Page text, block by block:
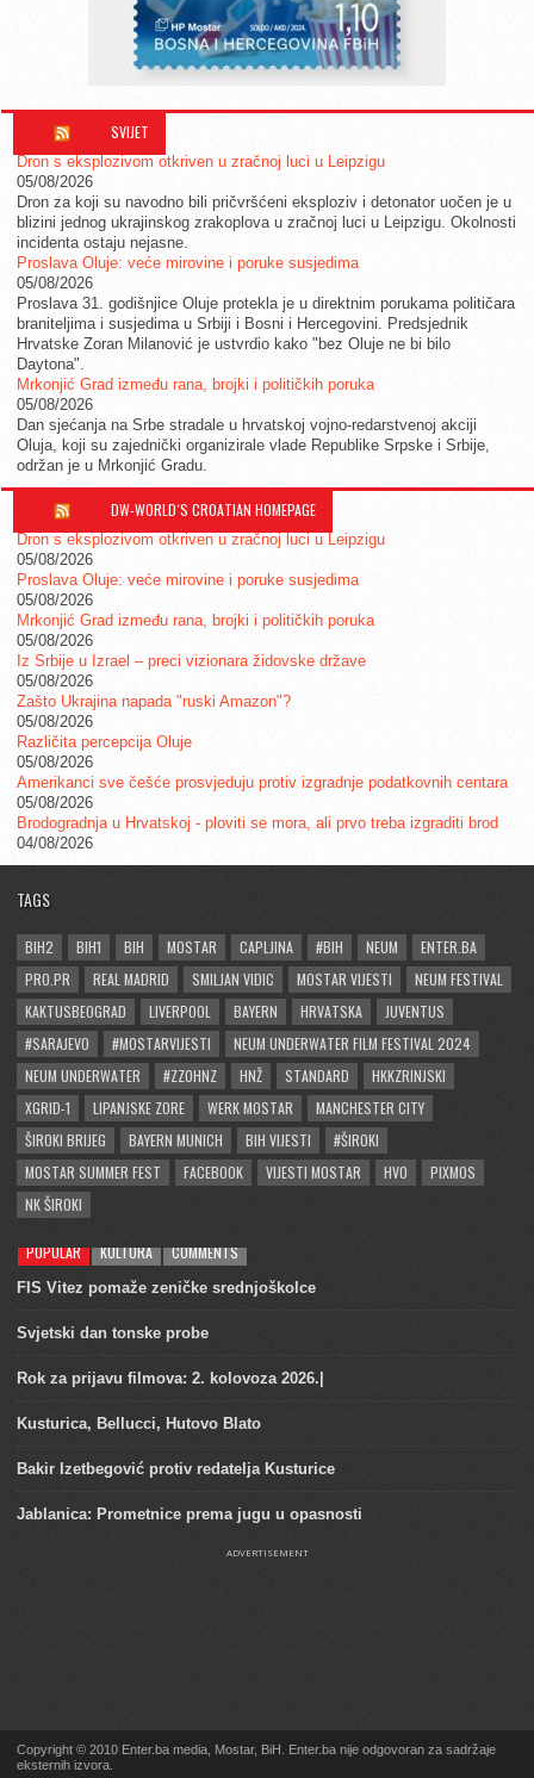
SVIJET
Dron s eksplozivom otkriven u zračnoj luci u Leipzigu
05/08/2026
Dron za koji su navodno bili pričvršćeni eksploziv i detonator uočen je u
blizini jednog ukrajinskog zrakoplova u zračnoj luci u Leipzigu. Okolnosti
incidenta ostaju nejasne.
Proslava Oluje: veće mirovine i poruke susjedima
05/08/2026
Proslava 31. godišnjice Oluje protekla je u direktnim porukama političara
braniteljima i susjedima u Srbiji i Bosni i Hercegovini. Predsjednik
Hrvatske Zoran Milanović je ustvrdio kako "bez Oluje ne bi bilo
Daytona".
Mrkonjić Grad između rana, brojki i političkih poruka
05/08/2026
Dan sjećanja na Srbe stradale u hrvatskoj vojno-redarstvenoj akciji
Oluja, koji su zajednički organizirale vlade Republike Srpske i Srbije,
održan je u Mrkonjić Gradu.
DW-WORLD´S CROATIAN HOMEPAGE
Dron s eksplozivom otkriven u zračnoj luci u Leipzigu
05/08/2026
Proslava Oluje: veće mirovine i poruke susjedima
05/08/2026
Mrkonjić Grad između rana, brojki i političkih poruka
05/08/2026
Iz Srbije u Izrael – preci vizionara židovske države
05/08/2026
Zašto Ukrajina napada "ruski Amazon"?
05/08/2026
Različita percepcija Oluje
05/08/2026
Amerikanci sve češće prosvjeduju protiv izgradnje podatkovnih centara
05/08/2026
Brodogradnja u Hrvatskoj - ploviti se mora, ali prvo treba izgraditi brod
04/08/2026
TAGS
BIH2 BIH1 BIH MOSTAR CAPLJINA #BIH NEUM
ENTER.BA
PRO.PR
REAL MADRID SMILJAN VIDIC MOSTAR VIJESTI
NEUM FESTIVAL
KAKTUSBEOGRAD
LIVERPOOL BAYERN HRVATSKA
JUVENTUS
#SARAJEVO
#MOSTARVIJESTI
NEUM UNDERWATER FILM FESTIVAL 2024
NEUM UNDERWATER
#ZZOHNZ HNŽ STANDARD
HKKZRINJSKI
XGRID-1
LIPANJSKE ZORE WERK MOSTAR
MANCHESTER CITY
ŠIROKI BRIJEG
BAYERN MUNICH BIH VIJESTI
#ŠIROKI
MOSTAR SUMMER FEST
FACEBOOK VIJESTI MOSTAR HVO
PIXMOS
NK ŠIROKI
POPULAR KULTURA COMMENTS
FIS Vitez pomaže zeničke srednjoškolce
Svjetski dan tonske probe
Rok za prijavu filmova: 2. kolovoza 2026.|
Kusturica, Bellucci, Hutovo Blato
Bakir Izetbegović protiv redatelja Kusturice
Jablanica: Prometnice prema jugu u opasnosti
ADVERTISEMENT
Copyright © 2010 Enter.ba media, Mostar, BiH. Enter.ba nije odgovoran za sadržaje
eksternih izvora.